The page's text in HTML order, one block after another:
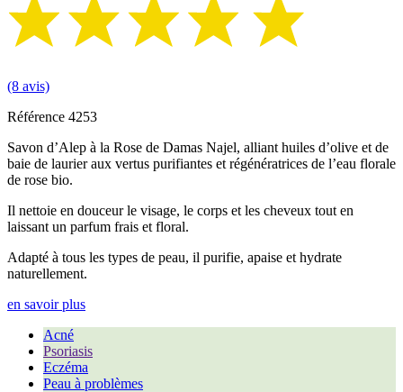
(8 avis)
Référence 4253
Savon d’Alep à la Rose de Damas Najel, alliant huiles d’olive et de
baie de laurier aux vertus purifiantes et régénératrices de l’eau florale
de rose bio.
Il nettoie en douceur le visage, le corps et les cheveux tout en
laissant un parfum frais et floral.
Adapté à tous les types de peau, il purifie, apaise et hydrate
naturellement.
en savoir plus
Acné
Psoriasis
Eczéma
Peau à problèmes